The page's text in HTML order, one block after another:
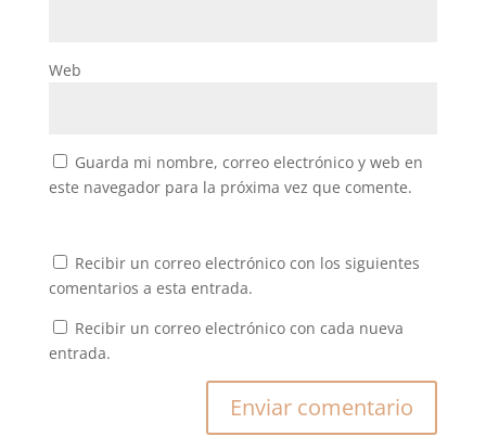
Web
Guarda mi nombre, correo electrónico y web en
este navegador para la próxima vez que comente.
Recibir un correo electrónico con los siguientes
comentarios a esta entrada.
Recibir un correo electrónico con cada nueva
entrada.